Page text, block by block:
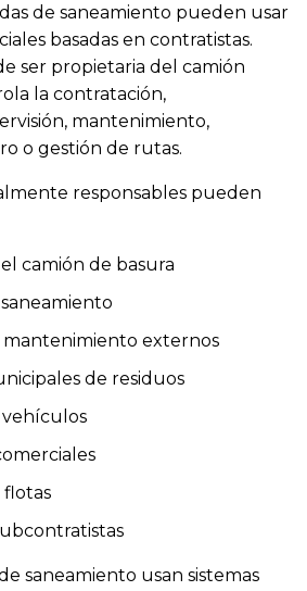
de saneamiento pueden usar
basadas en contratistas.
ser propietaria del camión
la contratación,
mantenimiento,
o gestión de rutas.
responsables pueden
camión de basura
mantenimiento externos
de residuos
vehículos
flotas
saneamiento usan sistemas